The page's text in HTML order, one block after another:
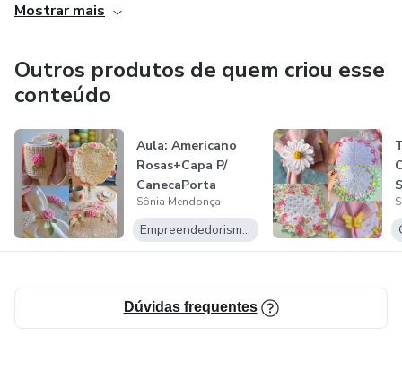
Mostrar mais
Outros produtos de quem criou esse
conteúdo
Aula: Americano
Rosas+Capa P/
CanecaPorta
Guardanapos+Port
a...
Sônia Mendonça
Empreendedorismo Digital
Dúvidas frequentes